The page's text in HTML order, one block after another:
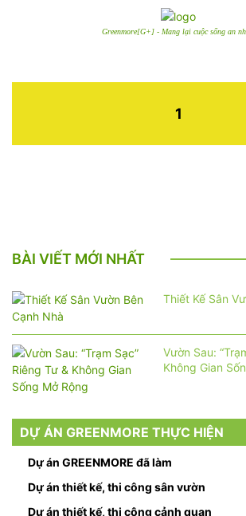
Greenmore[G+] - Mang lại cuộc sống an
1
BÀI VIẾT MỚI NHẤT
Thiết Kế Sân
Vườn Sau:
Không Gian
DỰ ÁN GREENMORE THỰC HIỆN
Dự án GREENMORE đã làm
Dự án thiết kế, thi công sân vườn
Dự án thiết kế, thi công cảnh quan